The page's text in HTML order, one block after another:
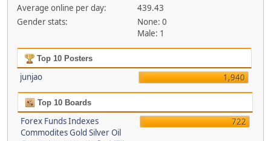
Average online per day:
439.43
Gender stats:
None: 0
Male: 1
Top 10 Posters
junjao 1,940
Top 10 Boards
Forex Funds Indexes
Commodites Gold Silver Oil
722